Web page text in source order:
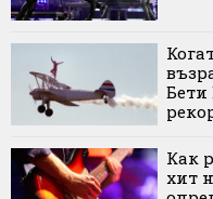
Как
хит